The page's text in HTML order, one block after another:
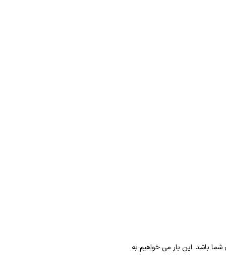
شما باشد. این بار می خواهیم به